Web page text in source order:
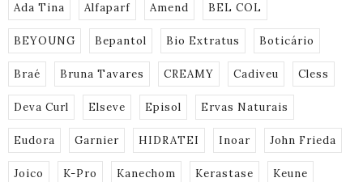
Ada Tina Alfaparf Amend BEL COL
BEYOUNG Bepantol Bio Extratus Boticário
Braé Bruna Tavares CREAMY Cadiveu Cless
Deva Curl Elseve Episol Ervas Naturais
Eudora Garnier HIDRATEI Inoar John Frieda
Joico K-Pro Kanechom Kerastase Keune